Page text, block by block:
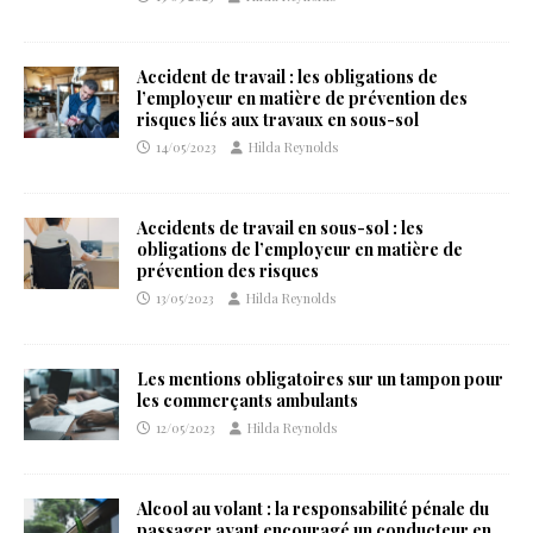
Accident de travail : les obligations de
l’employeur en matière de prévention des
risques liés aux travaux en sous-sol
14/05/2023 Hilda Reynolds
Accidents de travail en sous-sol : les
obligations de l’employeur en matière de
prévention des risques
13/05/2023 Hilda Reynolds
Les mentions obligatoires sur un tampon pour
les commerçants ambulants
12/05/2023 Hilda Reynolds
Alcool au volant : la responsabilité pénale du